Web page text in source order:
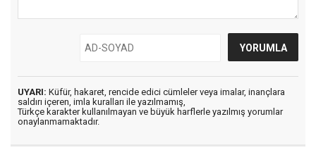
UYARI: Küfür, hakaret, rencide edici cümleler veya imalar, inançlara
saldırı içeren, imla kuralları ile yazılmamış,
Türkçe karakter kullanılmayan ve büyük harflerle yazılmış yorumlar
onaylanmamaktadır.